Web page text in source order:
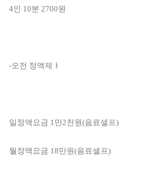
4인 10분 2700원
-오전 정액제ㅑ
일정액요금 1만2천원(음료셀프)
월정액요금 18만원(음료셀프)